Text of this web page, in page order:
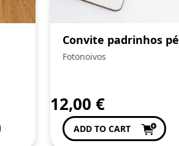
Convite padrinhos pé
Fotonoivos
12,00 €
ADD TO CART